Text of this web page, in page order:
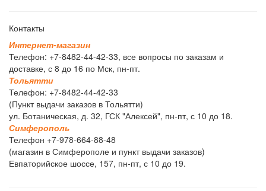
Контакты
Интернет-магазин
Телефон: +7-8482-44-42-33, все вопросы по заказам и
доставке, с 8 до 16 по Мск, пн-пт.
Тольятти
Телефон: +7-8482-44-42-33
(Пункт выдачи заказов в Тольятти)
ул. Ботаническая, д. 32, ГСК "Алексей", пн-пт, с 10 до 18.
Симферополь
Телефон +7-978-664-88-48
(магазин в Симферополе и пункт выдачи заказов)
Евпаторийское шоссе, 157, пн-пт, с 10 до 19.